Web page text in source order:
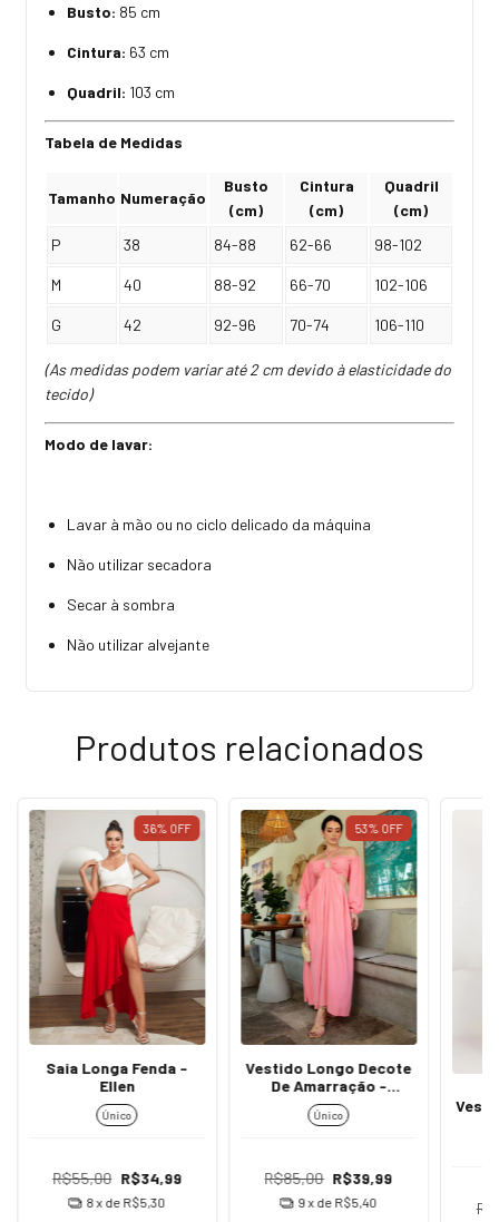
Busto: 85 cm
Cintura: 63 cm
Quadril: 103 cm
Tabela de Medidas
Tamanho Numeração
Busto
(cm)
Cintura
(cm)
Quadril
(cm)
P
38 84-88 62-66 98-102
M 40 88-92 66-70 102-106
G 42 92-96 70-74 106-110
(As medidas podem variar até 2 cm devido à elasticidade do
tecido)
Modo de lavar:
Lavar à mão ou no ciclo delicado da máquina
Não utilizar secadora
Secar à sombra
Não utilizar alvejante
Produtos relacionados
36% OFF
Saia Longa Fenda -
Ellen
Único
R$55,00 R$34,99
8x de R$5,30
53% OFF
Vestido Longo Decote
De Amarração -
Samantha
Único
R$85,00 R$39,99
9 x de R$5,40